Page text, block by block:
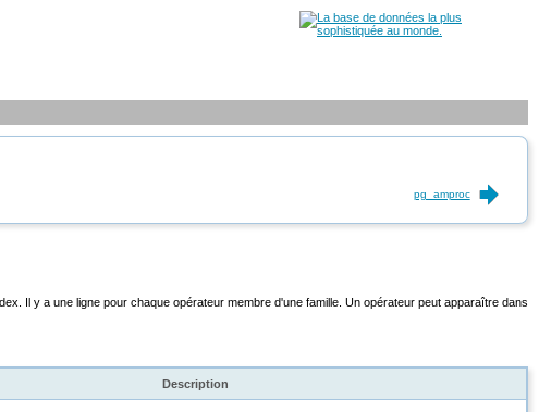
pg_amproc
Il y a une ligne pour chaque opérateur membre d'une famille. Un opérateur peut apparaître dans
Description